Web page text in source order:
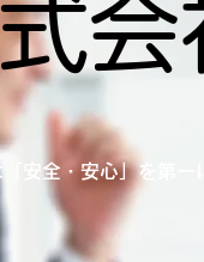
会
安全・安心」を第